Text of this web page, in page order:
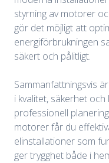
styrning av motorer
gör det möjligt att
energiförbrukningen
säkert och pålitligt.
Sammanfattningsvis
i kvalitet, säkerhet
professionell
motorer får du
elinstallationer som
ger trygghet både i